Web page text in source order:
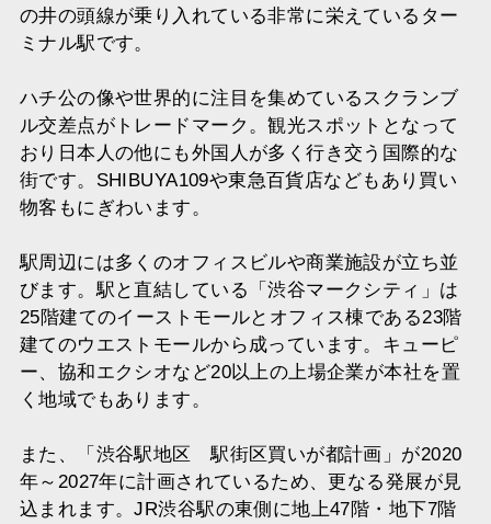
の井の頭線が乗り入れている非常に栄えているター
ミナル駅です。
ハチ公の像や世界的に注目を集めているスクランブ
ル交差点がトレードマーク。観光スポットとなって
おり日本人の他にも外国人が多く行き交う国際的な
街です。SHIBUYA109や東急百貨店などもあり買い
物客もにぎわいます。
駅周辺には多くのオフィスビルや商業施設が立ち並
びます。駅と直結している「渋谷マークシティ」は
25階建てのイーストモールとオフィス棟である23階
建てのウエストモールから成っています。キューピ
ー、協和エクシオなど20以上の上場企業が本社を置
く地域でもあります。
また、「渋谷駅地区 駅街区買いが都計画」が2020
年～2027年に計画されているため、更なる発展が見
込まれます。JR渋谷駅の東側に地上47階・地下7階